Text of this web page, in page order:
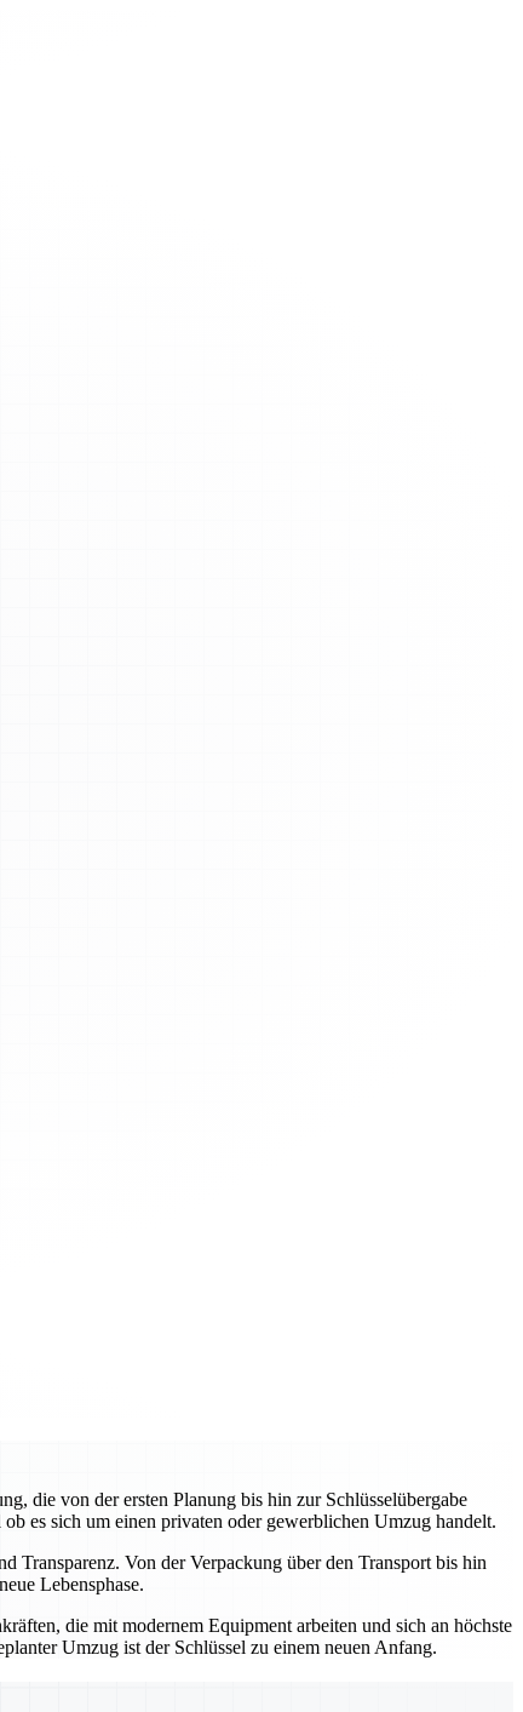
die von der ersten Planung bis hin zur Schlüsselübergabe
es sich um einen privaten oder gewerblichen Umzug handelt.
Transparenz. Von der Verpackung über den Transport bis hin
Lebensphase.
die mit modernem Equipment arbeiten und sich an höchste
Umzug ist der Schlüssel zu einem neuen Anfang.